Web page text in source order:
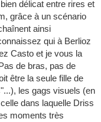
délicat entre rires et
grâce à un scénario
ainsi
qui à Berlioz
Casto et je vous la
de bras, pas de
être la seule fille de
les gags visuels (en
dans laquelle Driss
moments très